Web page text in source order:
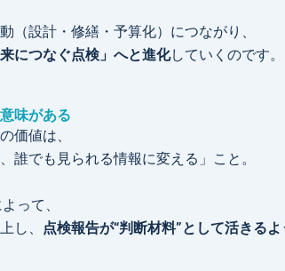
（設計・修繕・予算化）につながり、
につなぐ点検」へと進化していくのです。
味がある
価値は、
誰でも見られる情報に変える」こと。
って、
し、
点検報告が“判断材料”として活きる